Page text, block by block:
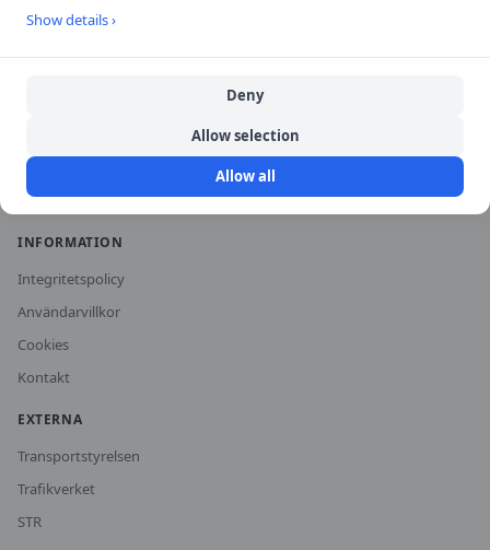
Halkbanor
Lokala guider
Om oss
Vanliga frågor
INFORMATION
Integritetspolicy
Användarvillkor
Cookies
Kontakt
EXTERNA
Transportstyrelsen
Trafikverket
STR
Show details ›
Deny
Allow selection
Allow all